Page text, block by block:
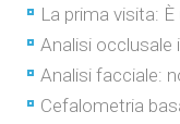
La prima visita:
Analisi occlusale
Analisi facciale:
Cefalometria